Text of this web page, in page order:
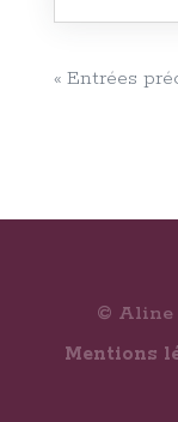
« Entrées
© Aline
Mentions